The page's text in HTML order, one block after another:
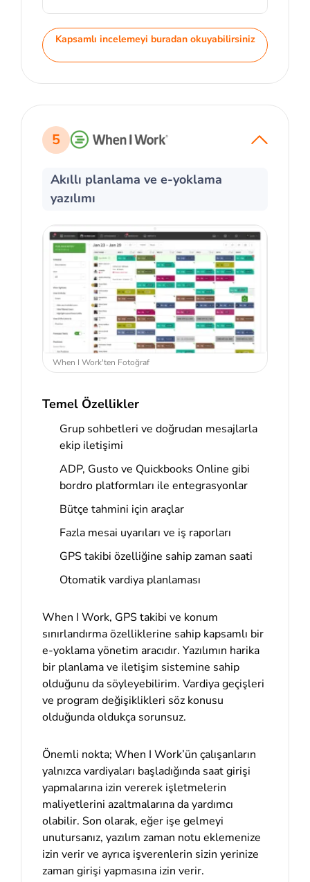
Kapsamlı incelemeyi buradan okuyabilirsiniz
5
Akıllı planlama ve e-yoklama
yazılımı
When I Work'ten Fotoğraf
Temel Özellikler
Grup sohbetleri ve doğrudan mesajlarla
ekip iletişimi
ADP, Gusto ve Quickbooks Online gibi
bordro platformları ile entegrasyonlar
Bütçe tahmini için araçlar
Fazla mesai uyarıları ve iş raporları
GPS takibi özelliğine sahip zaman saati
Otomatik vardiya planlaması
When I Work, GPS takibi ve konum
sınırlandırma özelliklerine sahip kapsamlı bir
e-yoklama yönetim aracıdır. Yazılımın harika
bir planlama ve iletişim sistemine sahip
olduğunu da söyleyebilirim. Vardiya geçişleri
ve program değişiklikleri söz konusu
olduğunda oldukça sorunsuz.
Önemli nokta; When I Work’ün çalışanların
yalnızca vardiyaları başladığında saat girişi
yapmalarına izin vererek işletmelerin
maliyetlerini azaltmalarına da yardımcı
olabilir. Son olarak, eğer işe gelmeyi
unutursanız, yazılım zaman notu eklemenize
izin verir ve ayrıca işverenlerin sizin yerinize
zaman girişi yapmasına izin verir.